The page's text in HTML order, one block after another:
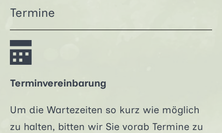
Termine
Terminvereinbarung
Um die Wartezeiten so kurz wie möglich
zu halten, bitten wir Sie vorab Termine zu